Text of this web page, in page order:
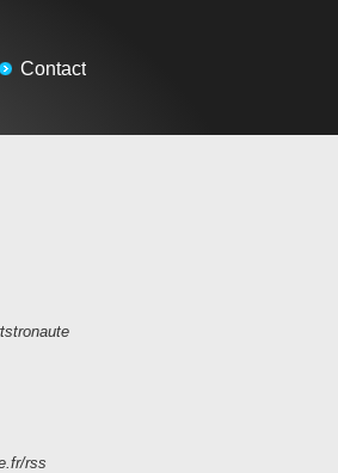
Contact
rss